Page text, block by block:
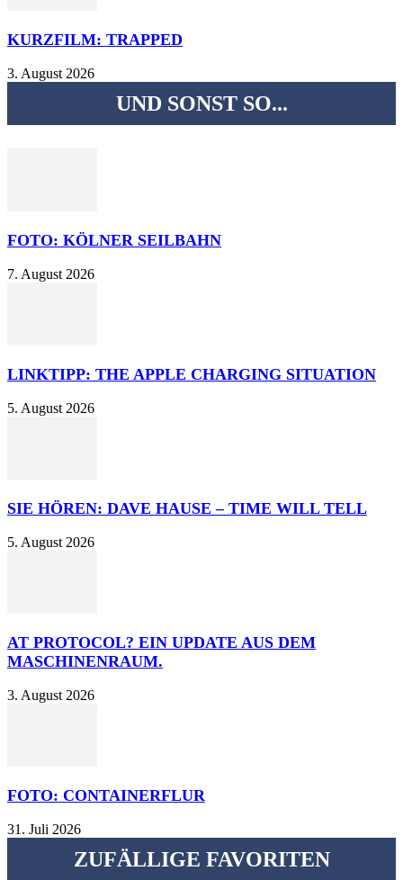
KURZFILM: TRAPPED
3. August 2026
UND SONST SO...
FOTO: KÖLNER SEILBAHN
7. August 2026
LINKTIPP: THE APPLE CHARGING SITUATION
5. August 2026
SIE HÖREN: DAVE HAUSE – TIME WILL TELL
5. August 2026
AT PROTOCOL? EIN UPDATE AUS DEM
MASCHINENRAUM.
3. August 2026
FOTO: CONTAINERFLUR
31. Juli 2026
ZUFÄLLIGE FAVORITEN